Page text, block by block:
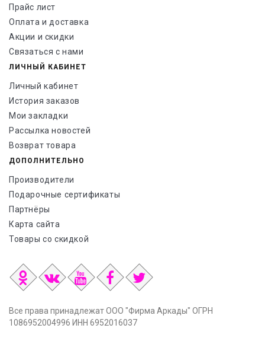
Прайс лист
Оплата и доставка
Акции и скидки
Связаться с нами
ЛИЧНЫЙ КАБИНЕТ
Личный кабинет
История заказов
Мои закладки
Рассылка новостей
Возврат товара
ДОПОЛНИТЕЛЬНО
Производители
Подарочные сертификаты
Партнёры
Карта сайта
Товары со скидкой
Все права принадлежат ООО "Фирма Аркады" ОГРН
1086952004996 ИНН 6952016037